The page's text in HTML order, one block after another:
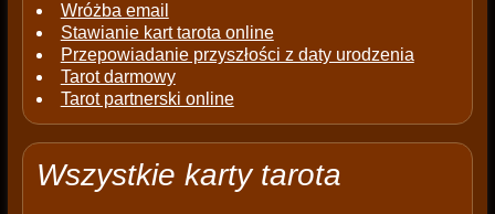
Wróżba email
Stawianie kart tarota online
Przepowiadanie przyszłości z daty urodzenia
Tarot darmowy
Tarot partnerski online
Wszystkie karty tarota